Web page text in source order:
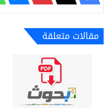
مقالات متعلقة